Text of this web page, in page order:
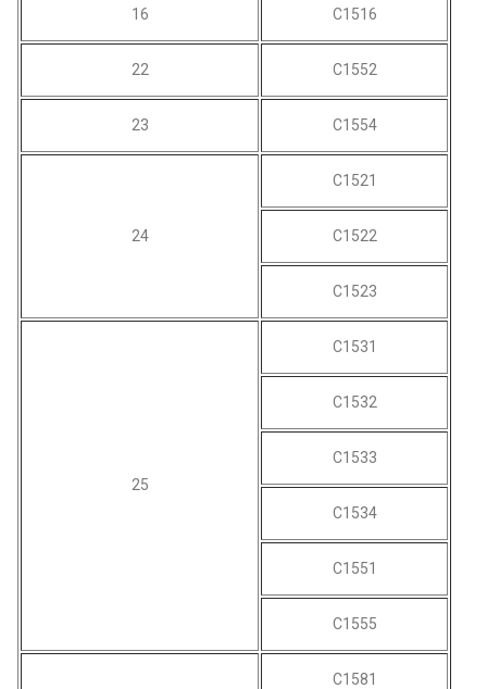
16 C1516
22 C1552
23 C1554
24
C1521
C1522
C1523
25
C1531
C1532
C1533
C1534
C1551
C1555
C1581